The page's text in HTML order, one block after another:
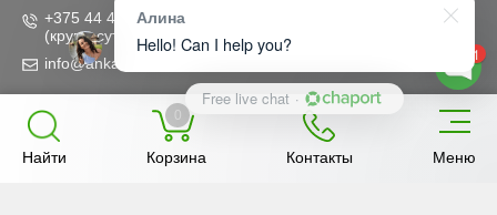
Найти Корзина
0
Контакты Меню
+375 44 455-55-55
(круглосуточно)
info@ankar.by
Мы в социальных
Рейтинг «Анкар-имэк»
1
Алина
Hello! Can I help you?
Free live chat ·